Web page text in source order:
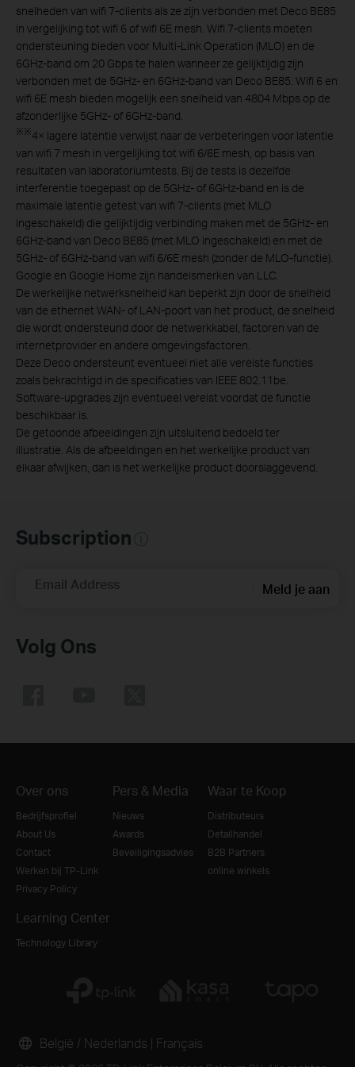
snelheden van wifi 7-clients als ze zijn verbonden met Deco BE85
in vergelijking tot wifi 6 of wifi 6E mesh. Wifi 7-clients moeten
ondersteuning bieden voor Multi-Link Operation (MLO) en de
6GHz-band om 20 Gbps te halen wanneer ze gelijktijdig zijn
verbonden met de 5GHz- en 6GHz-band van Deco BE85. Wifi 6 en
wifi 6E mesh bieden mogelijk een snelheid van 4804 Mbps op de
afzonderlijke 5GHz- of 6GHz-band.
※※4× lagere latentie verwijst naar de verbeteringen voor latentie
van wifi 7 mesh in vergelijking tot wifi 6/6E mesh, op basis van
resultaten van laboratoriumtests. Bij de tests is dezelfde
interferentie toegepast op de 5GHz- of 6GHz-band en is de
maximale latentie getest van wifi 7-clients (met MLO
ingeschakeld) die gelijktijdig verbinding maken met de 5GHz- en
6GHz-band van Deco BE85 (met MLO ingeschakeld) en met de
5GHz- of 6GHz-band van wifi 6/6E mesh (zonder de MLO-functie).
Google en Google Home zijn handelsmerken van LLC.
De werkelijke netwerksnelheid kan beperkt zijn door de snelheid
van de ethernet WAN- of LAN-poort van het product, de snelheid
die wordt ondersteund door de netwerkkabel, factoren van de
internetprovider en andere omgevingsfactoren.
Deze Deco ondersteunt eventueel niet alle vereiste functies
zoals bekrachtigd in de specificaties van IEEE 802.11be.
Software-upgrades zijn eventueel vereist voordat de functie
beschikbaar is.
De getoonde afbeeldingen zijn uitsluitend bedoeld ter
illustratie. Als de afbeeldingen en het werkelijke product van
elkaar afwijken, dan is het werkelijke product doorslaggevend.
Subscription
Email Address Meld je aan
Volg Ons
Over ons
Bedrijfsprofiel
About Us
Contact
Werken bij TP-Link
Privacy Policy
Pers & Media
Nieuws
Awards
Beveiligingsadvies
Waar te Koop
Distributeurs
Detailhandel
B2B Partners
online winkels
Learning Center
Technology Library
België / Nederlands | Français